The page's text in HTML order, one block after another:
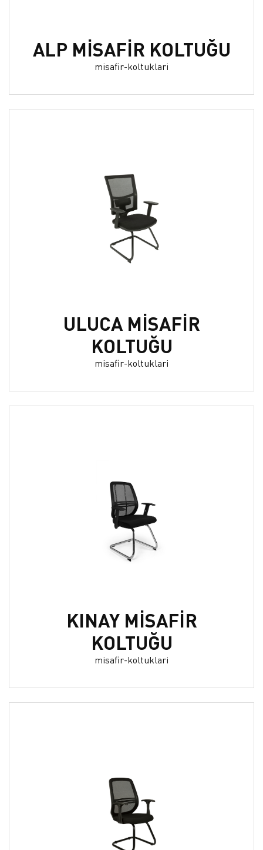
ALP MİSAFİR KOLTUĞU
misafir-koltuklari
ULUCA MİSAFİR
KOLTUĞU
misafir-koltuklari
KINAY MİSAFİR
KOLTUĞU
misafir-koltuklari